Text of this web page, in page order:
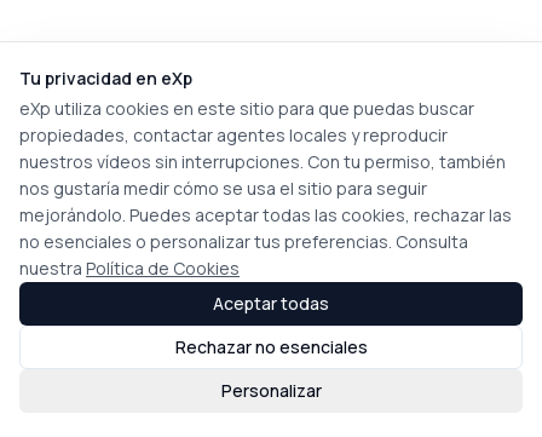
Tu privacidad en eXp
eXp utiliza cookies en este sitio para que puedas buscar
propiedades, contactar agentes locales y reproducir
nuestros vídeos sin interrupciones. Con tu permiso, también
nos gustaría medir cómo se usa el sitio para seguir
mejorándolo. Puedes aceptar todas las cookies, rechazar las
no esenciales o personalizar tus preferencias. Consulta
nuestra Política de Cookies
Personalizar
Rechazar no esenciales
Aceptar todas